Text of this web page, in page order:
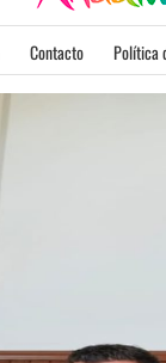
Contacto Política